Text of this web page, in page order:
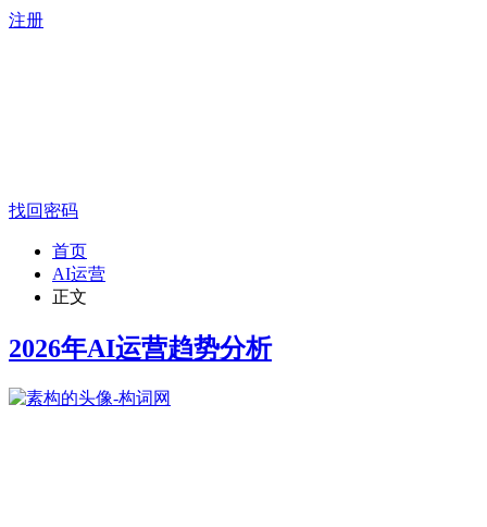
注册
找回密码
首页
AI运营
正文
2026年AI运营趋势分析